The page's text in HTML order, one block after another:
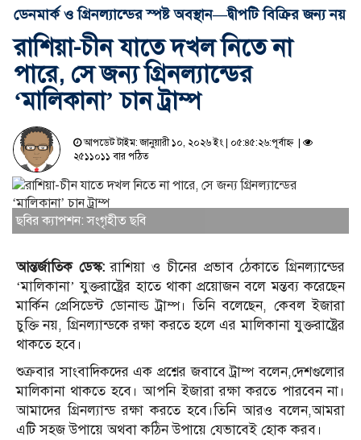
ডেনমার্ক ও গ্রিনল্যান্ডের স্পষ্ট অবস্থান—দ্বীপটি বিক্রির জন্য নয়
রাশিয়া-চীন যাতে দখল নিতে না
পারে, সে জন্য গ্রিনল্যান্ডের
‘মালিকানা’ চান ট্রাম্প
আপডেট টাইম: জানুয়ারী ১০, ২০২৬ ইং | ০৫:৪৫:২৬:পূর্বাহ্ন |
২৫১১০১১ বার পঠিত
ছবির ক্যাপশন: সংগৃহীত ছবি
আন্তর্জাতিক ডেস্ক:রাশিয়া ও চীনের প্রভাব ঠেকাতে গ্রিনল্যান্ডের
‘মালিকানা’ যুক্তরাষ্ট্রের হাতে থাকা প্রয়োজন বলে মন্তব্য করেছেন
মার্কিন প্রেসিডেন্ট ডোনাল্ড ট্রাম্প। তিনি বলেছেন, কেবল ইজারা
চুক্তি নয়, গ্রিনল্যান্ডকে রক্ষা করতে হলে এর মালিকানা যুক্তরাষ্ট্রের
থাকতে হবে।
শুক্রবার সাংবাদিকদের এক প্রশ্নের জবাবে ট্রাম্প বলেন,দেশগুলোর
মালিকানা থাকতে হবে। আপনি ইজারা রক্ষা করতে পারবেন না।
আমাদের গ্রিনল্যান্ড রক্ষা করতে হবে।তিনি আরও বলেন,আমরা
এটি সহজ উপায়ে অথবা কঠিন উপায়ে যেভাবেই হোক করব।